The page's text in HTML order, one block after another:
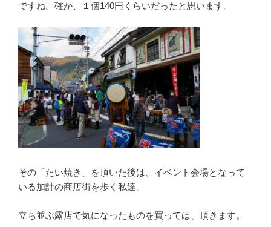
ですね。確か、１個140円くらいだったと思います。
その「たい焼き」を頂いた後は、イベント会場となって
いる加計の商店街を歩く私達。
立ち並ぶ露店で気になったものを買っては、頂きます。